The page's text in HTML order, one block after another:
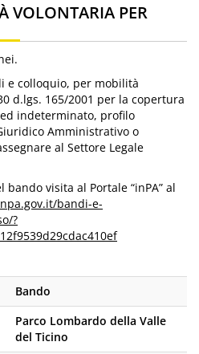
VOLONTARIA PER
e colloquio, per mobilità
d.lgs. 165/2001 per la copertura
indeterminato, profilo
Amministrativo o
al Settore Legale
visita al Portale “inPA” al
bandi-e-
?
Bando
Parco Lombardo della Valle
del Ticino